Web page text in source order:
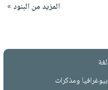
المزيد من البنود »
لغة
بيوغرافيا ومذكرات